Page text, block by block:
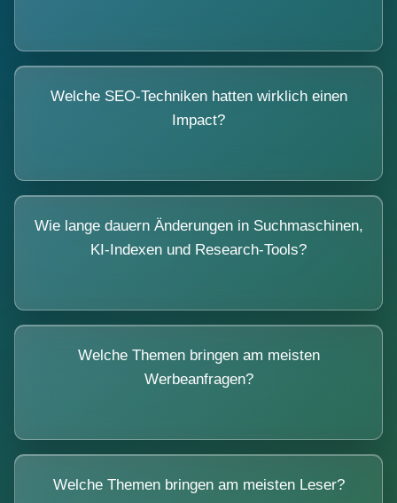
Welche SEO-Techniken hatten wirklich einen
Impact?
Wie lange dauern Änderungen in Suchmaschinen,
KI-Indexen und Research-Tools?
Welche Themen bringen am meisten
Werbeanfragen?
Welche Themen bringen am meisten Leser?